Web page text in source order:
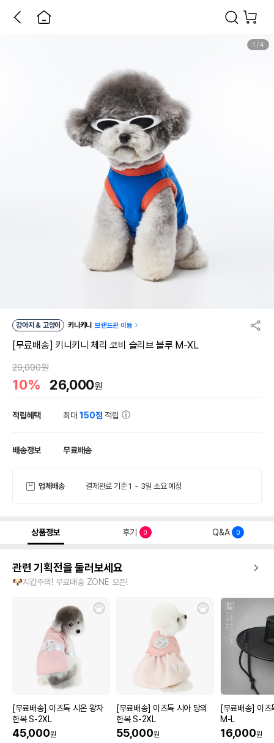
1 /4
강아지 & 고양이 키니키니 브랜드관 이동
[무료배송] 키니키니 체리 코비 슬리브 블루 M-XL
29,000원
10% 26,000원
적립혜택 최대150점 적립
배송정보 무료배송
업체배송 결제완료 기준 1 ~ 3일 소요 예정
상품정보 후기 0 Q&A 0
관련 기획전을 둘러보세요
🐶지갑주의! 무료배송 ZONE 오픈!
[무료배송] 이츠독 시온 왕자
한복 S-2XL
45,000원
[무료배송] 이츠독 시아 당의
한복 S-2XL
55,000원
[무료배송] 이츠
M-L
16,000원